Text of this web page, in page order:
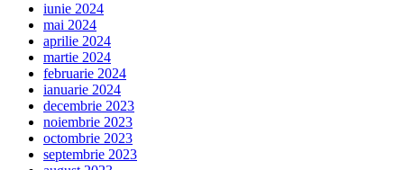
iunie 2024
mai 2024
aprilie 2024
martie 2024
februarie 2024
ianuarie 2024
decembrie 2023
noiembrie 2023
octombrie 2023
septembrie 2023